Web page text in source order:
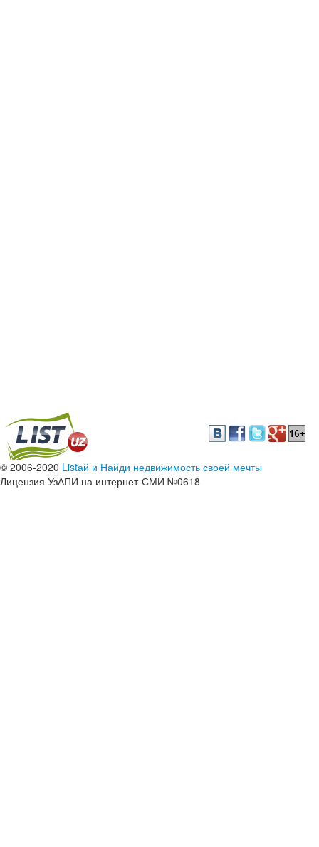
© 2006-2020 Listай и Найди недвижимость своей мечты
Лицензия УзАПИ на интернет-СМИ №0618